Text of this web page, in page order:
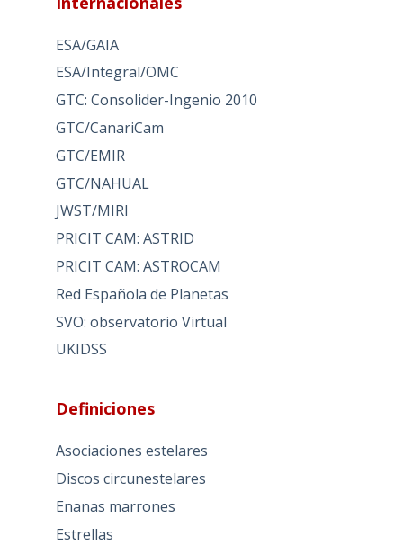
ESA/GAIA
ESA/Integral/OMC
GTC: Consolider-Ingenio 2010
GTC/CanariCam
GTC/EMIR
GTC/NAHUAL
JWST/MIRI
PRICIT CAM: ASTRID
PRICIT CAM: ASTROCAM
Red Española de Planetas
SVO: observatorio Virtual
UKIDSS
Definiciones
Asociaciones estelares
Discos circunestelares
Enanas marrones
Estrellas